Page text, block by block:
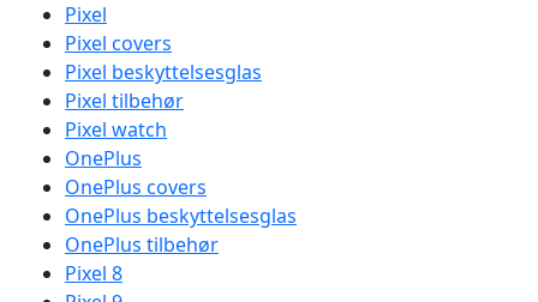
Pixel
Pixel covers
Pixel beskyttelsesglas
Pixel tilbehør
Pixel watch
OnePlus
OnePlus covers
OnePlus beskyttelsesglas
OnePlus tilbehør
Pixel 8